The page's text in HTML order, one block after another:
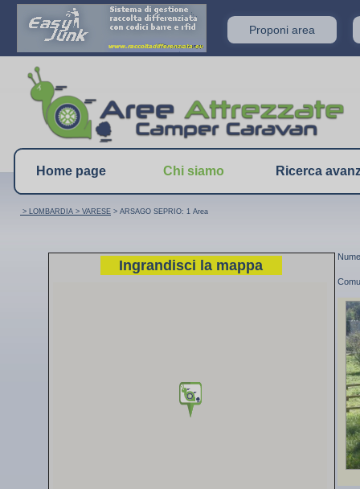
Proponi area
Home page Chi siamo Ricerca
Ingrandisci la mappa
> LOMBARDIA > VARESE > ARSAGO SEPRIO: 1 Area